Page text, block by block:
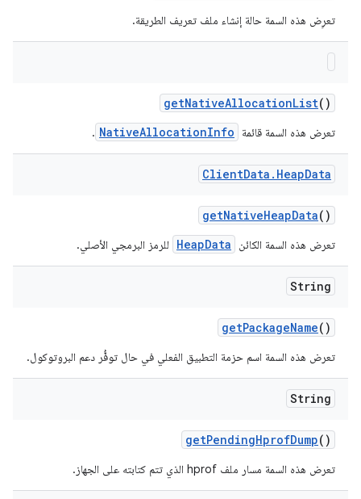
تعرِض هذه السمة حالة إنشاء ملف تعريف الطريقة.
getNativeAllocationList()
تعرض هذه السمة قائمة NativeAllocationInfo
.
ClientData . HeapData
getNativeHeapData()
تعرض هذه السمة الكائن HeapData للرمز البرمجي الأصلي.
String
getPackageName()
تعرض هذه السمة اسم حزمة التطبيق الفعلي في حال توفُّر دعم البروتوكول.
String
getPendingHprofDump()
تعرض هذه السمة مسار ملف hprof الذي تتم كتابته على الجهاز.